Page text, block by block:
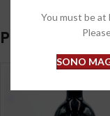
You must be at
SONO
Prodotti